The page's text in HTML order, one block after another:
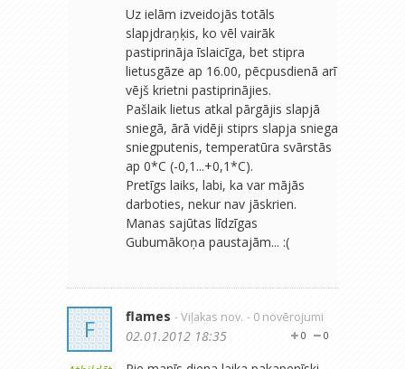
Uz ielām izveidojās totāls
slapjdraņķis, ko vēl vairāk
pastiprināja īslaicīga, bet stipra
lietusgāze ap 16.00, pēcpusdienā arī
vējš krietni pastiprinājies.
Pašlaik lietus atkal pārgājis slapjā
sniegā, ārā vidēji stiprs slapja sniega
sniegputenis, temperatūra svārstās
ap 0*C (-0,1...+0,1*C).
Pretīgs laiks, labi, ka var mājās
darboties, nekur nav jāskrien.
Manas sajūtas līdzīgas
Gubumākoņa paustajām... :(
F flames - Viļakas nov. - 0 novērojumi
0
0
02.01.2012 18:35